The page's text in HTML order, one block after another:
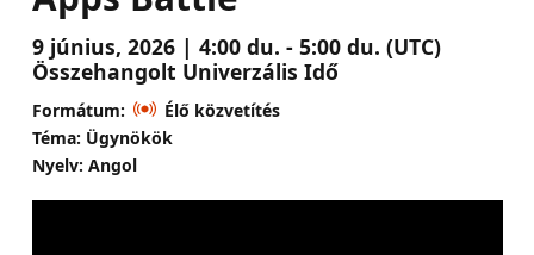
9 június, 2026 | 4:00 du. - 5:00 du. (UTC)
Összehangolt Univerzális Idő
Formátum:
Élő közvetítés
Téma: Ügynökök
Nyelv: Angol